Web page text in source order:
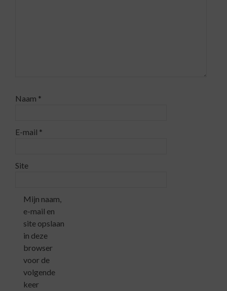
Naam *
E-mail *
Site
Mijn naam,
e-mail en
site opslaan
in deze
browser
voor de
volgende
keer